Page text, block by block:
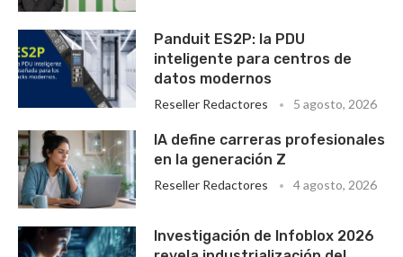
Panduit ES2P: la PDU
inteligente para centros de
datos modernos
Reseller Redactores 5 agosto, 2026
IA define carreras profesionales
en la generación Z
Reseller Redactores 4 agosto, 2026
Investigación de Infoblox 2026